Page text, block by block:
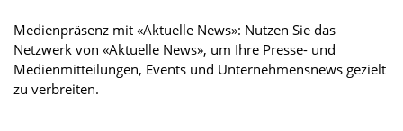
Medienpräsenz mit «Aktuelle News»: Nutzen Sie das
Netzwerk von «Aktuelle News», um Ihre Presse- und
Medienmitteilungen, Events und Unternehmensnews gezielt
zu verbreiten.